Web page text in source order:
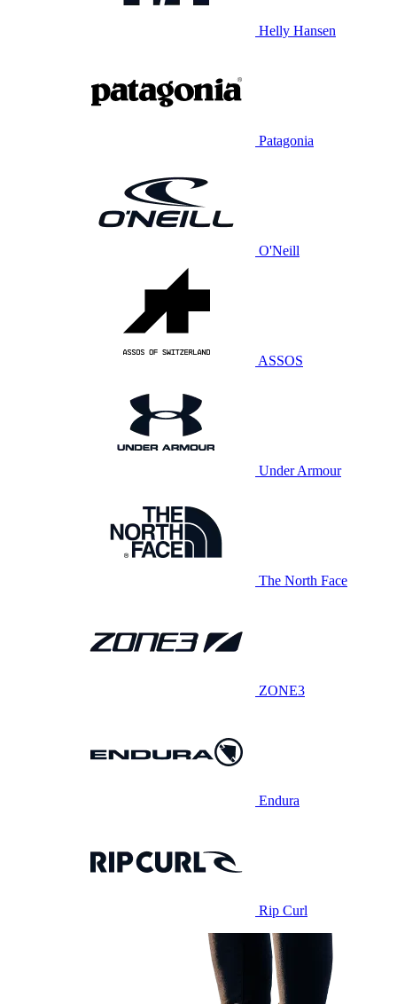
Helly Hansen
Patagonia
O'Neill
ASSOS
Under Armour
The North Face
ZONE3
Endura
Rip Curl